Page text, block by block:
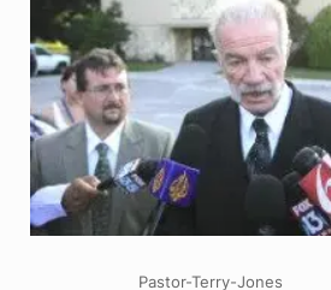
Pastor-Terry-Jones